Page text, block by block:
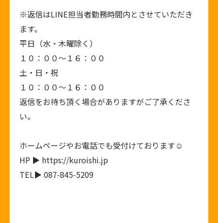
※返信はLINE担当者勤務時間内とさせていただき
ます。
平日（水・木曜除く）
１０：００～１６：００
土・日・祝
１０：００～１６：００
返信をお待ち頂く場合がありますがご了承くださ
い。
ホームページやお電話でも受付けております☺︎
HP ▶ https://kuroishi.jp
TEL▶ 087-845-5209